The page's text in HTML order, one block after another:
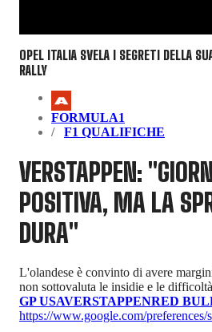
OPEL ITALIA SVELA I SEGRETI DELLA
RALLY
FORMULA1
F1 QUALIFICHE
VERSTAPPEN:
POSITIVA, MA LA
DURA"
L'olandese è convinto di avere
non sottovaluta le insidie e le
GP USAVERSTAPPENRED
https://www.google.com/preferences/